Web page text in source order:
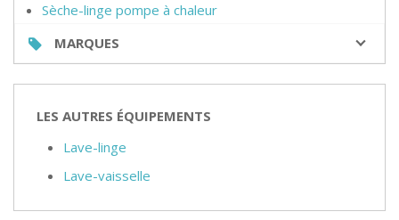
Sèche-linge pompe à chaleur
MARQUES
LES AUTRES ÉQUIPEMENTS
Lave-linge
Lave-vaisselle